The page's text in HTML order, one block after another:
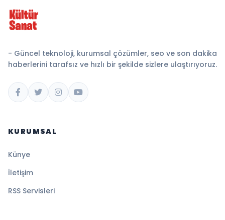
- Güncel teknoloji, kurumsal çözümler, seo ve son dakika
haberlerini tarafsız ve hızlı bir şekilde sizlere ulaştırıyoruz.
KURUMSAL
Künye
İletişim
RSS Servisleri